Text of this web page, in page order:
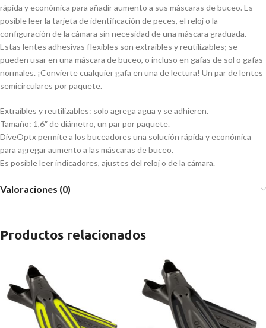
rápida y económica para añadir aumento a sus máscaras de buceo. Es
posible leer la tarjeta de identificación de peces, el reloj o la
configuración de la cámara sin necesidad de una máscara graduada.
Estas lentes adhesivas flexibles son extraíbles y reutilizables; se
pueden usar en una máscara de buceo, o incluso en gafas de sol o gafas
normales. ¡Convierte cualquier gafa en una de lectura! Un par de lentes
semicirculares por paquete.
Extraíbles y reutilizables: solo agrega agua y se adhieren.
Tamaño: 1,6″ de diámetro, un par por paquete.
DiveOptx permite a los buceadores una solución rápida y económica
para agregar aumento a las máscaras de buceo.
Es posible leer indicadores, ajustes del reloj o de la cámara.
Valoraciones (0)
Productos relacionados